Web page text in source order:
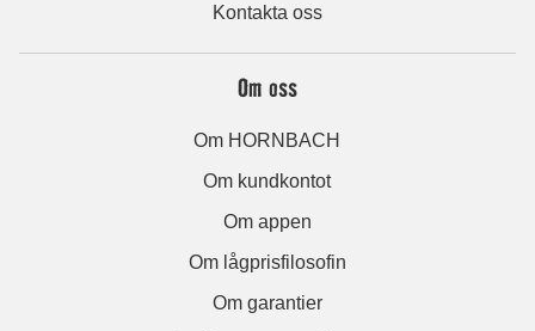
Kontakta oss
Om oss
Om HORNBACH
Om kundkontot
Om appen
Om lågprisfilosofin
Om garantier